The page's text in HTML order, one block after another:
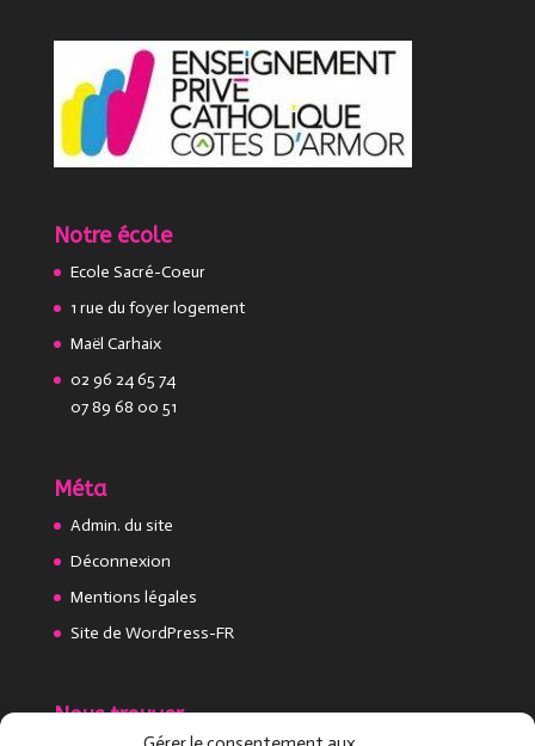
Notre école
Ecole Sacré-Coeur
1 rue du foyer logement
Maël Carhaix
02 96 24 65 74
07 89 68 00 51
Méta
Admin. du site
Déconnexion
Mentions légales
Site de WordPress-FR
Nous trouver